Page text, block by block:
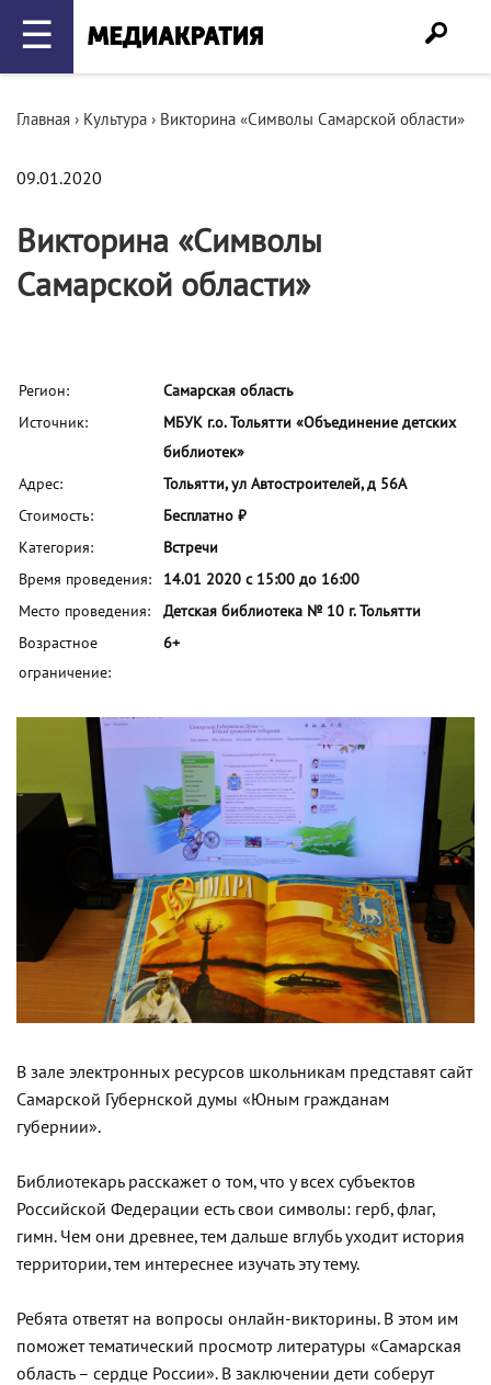
☰
Главная › Культура › Викторина «Символы Самарской области»
09.01.2020
Викторина «Символы
Самарской области»
Регион:
Самарская область
Источник:
МБУК г.о. Тольятти «Объединение детских
библиотек»
Адрес:
Тольятти, ул Автостроителей, д 56А
Стоимость:
Бесплатно ₽
Категория:
Встречи
Время проведения:
14.01 2020 с 15:00 до 16:00
Место проведения:
Детская библиотека № 10 г. Тольятти
Возрастное
ограничение:
6+
В зале электронных ресурсов школьникам представят сайт
Самарской Губернской думы «Юным гражданам
губернии».
Библиотекарь расскажет о том, что у всех субъектов
Российской Федерации есть свои символы: герб, флаг,
гимн. Чем они древнее, тем дальше вглубь уходит история
территории, тем интереснее изучать эту тему.
Ребята ответят на вопросы онлайн-викторины. В этом им
поможет тематический просмотр литературы «Самарская
область – сердце России». В заключении дети соберут